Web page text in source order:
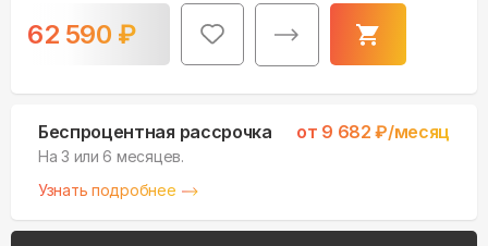
62 590 ₽
Беспроцентная рассрочка от 9 682 ₽/месяц
На 3 или 6 месяцев.
Узнать подробнее